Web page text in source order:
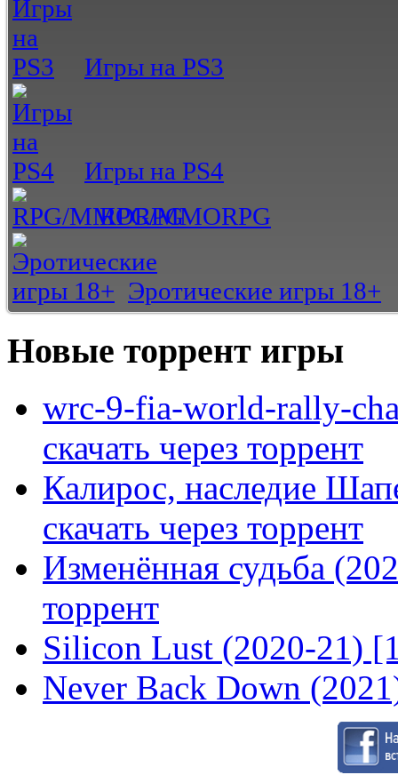
Игры на PS3
Игры на PS4
RPG/MMORPG
Эротические игры 18+
Новые торрент игры
wrc-9-fia-world-rally-
скачать через торрент
Калирос, наследие
скачать через торрент
Изменённая судьба
торрент
Silicon Lust (2020-21)
Never Back Down